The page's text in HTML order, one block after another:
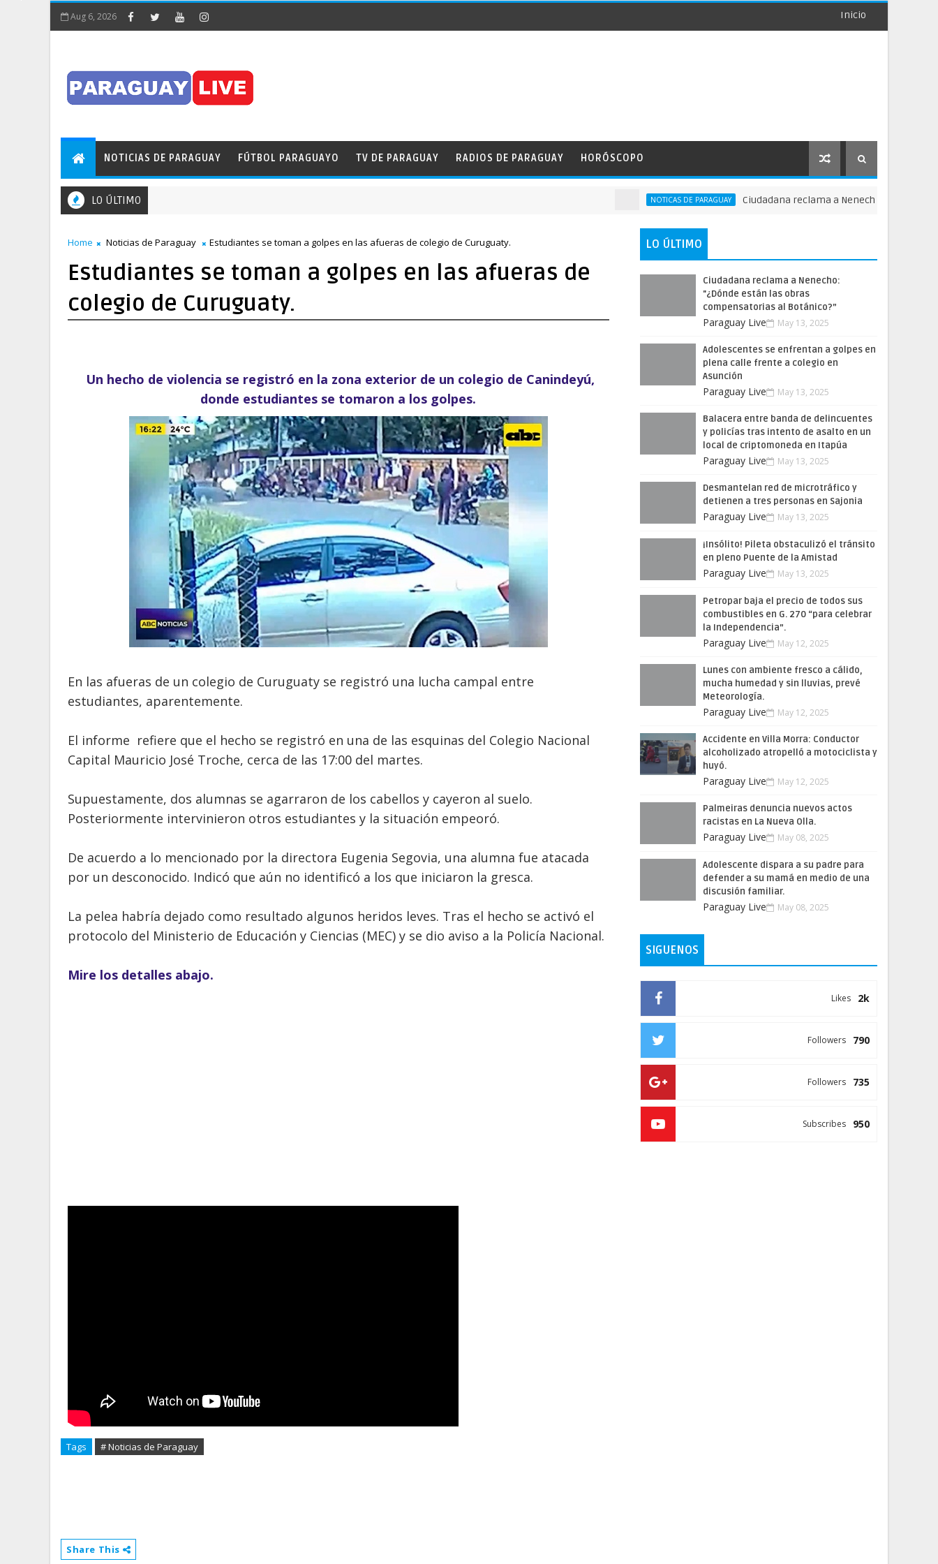
Aug 6, 2026 Inicio
NOTICIAS DE PARAGUAY FÚTBOL PARAGUAYO TV DE PARAGUAY RADIOS DE PARAGUAY HORÓSCOPO
LO ÚLTIMO NOTICAS DE PARAGUAY Ciudadana reclama a Nenecho: "¿Dónde están
Home Noticias de Paraguay Estudiantes se toman a golpes en las afueras de colegio de Curuguaty.
Estudiantes se toman a golpes en las afueras de
colegio de Curuguaty.
Un hecho de violencia se registró en la zona exterior de un colegio de Canindeyú,
donde estudiantes se tomaron a los golpes.
En las afueras de un colegio de Curuguaty se registró una lucha campal entre
estudiantes, aparentemente.
El informe refiere que el hecho se registró en una de las esquinas del Colegio Nacional
Capital Mauricio José Troche, cerca de las 17:00 del martes.
Supuestamente, dos alumnas se agarraron de los cabellos y cayeron al suelo.
Posteriormente intervinieron otros estudiantes y la situación empeoró.
De acuerdo a lo mencionado por la directora Eugenia Segovia, una alumna fue atacada
por un desconocido. Indicó que aún no identificó a los que iniciaron la gresca.
La pelea habría dejado como resultado algunos heridos leves. Tras el hecho se activó el
protocolo del Ministerio de Educación y Ciencias (MEC) y se dio aviso a la Policía Nacional.
Mire los detalles abajo.
Tags # Noticias de Paraguay
Share This
LO ÚLTIMO
Ciudadana reclama a Nenecho:
"¿Dónde están las obras
compensatorias al Botánico?”
Paraguay Live May 13, 2025
Adolescentes se enfrentan a golpes en
plena calle frente a colegio en
Asunción
Paraguay Live May 13, 2025
Balacera entre banda de delincuentes
y policías tras intento de asalto en un
local de criptomoneda en Itapúa
Paraguay Live May 13, 2025
Desmantelan red de microtráfico y
detienen a tres personas en Sajonia
Paraguay Live May 13, 2025
¡Insólito! Pileta obstaculizó el tránsito
en pleno Puente de la Amistad
Paraguay Live May 13, 2025
Petropar baja el precio de todos sus
combustibles en G. 270 “para celebrar
la Independencia”.
Paraguay Live May 12, 2025
Lunes con ambiente fresco a cálido,
mucha humedad y sin lluvias, prevé
Meteorología.
Paraguay Live May 12, 2025
Accidente en Villa Morra: Conductor
alcoholizado atropelló a motociclista y
huyó.
Paraguay Live May 12, 2025
Palmeiras denuncia nuevos actos
racistas en La Nueva Olla.
Paraguay Live May 08, 2025
Adolescente dispara a su padre para
defender a su mamá en medio de una
discusión familiar.
Paraguay Live May 08, 2025
SIGUENOS
2k
Likes
790
Followers
735
Followers
950
Subscribes